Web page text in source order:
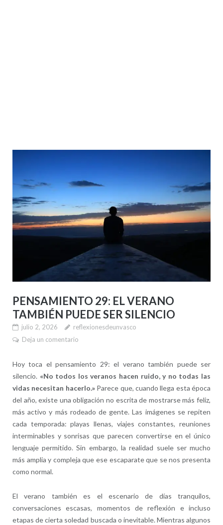
PENSAMIENTO 29: EL VERANO
TAMBIÉN PUEDE SER SILENCIO
julio 2, 2026
reflexionesdeunvasco
Deja un comentario
Hoy toca el pensamiento 29: el verano también puede ser
silencio. «No todos los veranos hacen ruido, y no todas las
vidas necesitan hacerlo.»Parece que, cuando llega esta época
del año, existe una obligación no escrita de mostrarse más feliz,
más activo y más rodeado de gente. Las imágenes se repiten
cada temporada: playas llenas, viajes constantes, reuniones
interminables y sonrisas que parecen convertirse en el único
lenguaje permitido. Sin embargo, la realidad suele ser mucho
más amplia y compleja que ese escaparate que se nos presenta
como normal.
El verano también es el escenario de días tranquilos,
conversaciones escasas, momentos de reflexión e incluso
etapas de cierta soledad buscada o inevitable. Mientras algunos